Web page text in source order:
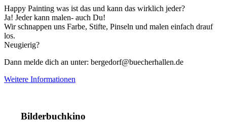
Happy Painting was ist das und kann das wirklich jeder?
Ja! Jeder kann malen- auch Du!
Wir schnappen uns Farbe, Stifte, Pinseln und malen einfach drauf
los.
Neugierig?
Dann melde dich an unter: bergedorf@buecherhallen.de
Weitere Informationen
Bilderbuchkino